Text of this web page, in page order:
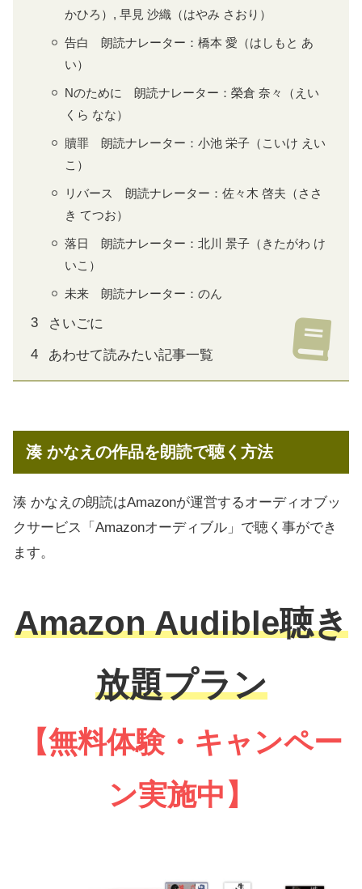
かひろ）, 早見 沙織（はやみ さおり）
告白 朗読ナレーター：橋本 愛（はしもと あ
い）
Nのために 朗読ナレーター：榮倉 奈々（えい
くら なな）
贖罪 朗読ナレーター：小池 栄子（こいけ えい
こ）
リバース 朗読ナレーター：佐々木 啓夫（ささ
き てつお）
落日 朗読ナレーター：北川 景子（きたがわ け
いこ）
未来 朗読ナレーター：のん
さいごに
あわせて読みたい記事一覧
湊 かなえの作品を朗読で聴く方法
湊 かなえの朗読はAmazonが運営するオーディオブッ
クサービス「Amazonオーディブル」で聴く事ができ
ます。
Amazon Audible聴き
放題プラン
【無料体験・キャンペー
ン実施中】